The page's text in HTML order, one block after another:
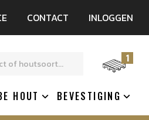
CONTACT INLOGGEN
1
HOUT BEVESTIGING